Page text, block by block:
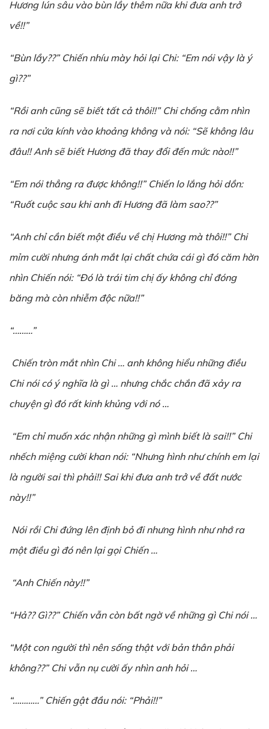
Hương lún sâu vào bùn lầy thêm nữa khi đưa anh trở
về!!”
“Bùn lầy??” Chiến nhíu mày hỏi lại Chi: “Em nói vậy là ý
gì??”
“Rồi anh cũng sẽ biết tất cả thôi!!” Chi chống cằm nhìn
ra nơi cửa kính vào khoảng không và nói: “Sẽ không lâu
đâu!! Anh sẽ biết Hương đã thay đổi đến mức nào!!”
“Em nói thẳng ra được không!!” Chiến lo lắng hỏi dồn:
“Ruốt cuộc sau khi anh đi Hương đã làm sao??”
“Anh chỉ cần biết một điều về chị Hương mà thôi!!” Chi
mỉm cười nhưng ánh mắt lại chất chứa cái gì đó căm hờn
nhìn Chiến nói: “Đó là trái tim chị ấy không chỉ đóng
băng mà còn nhiễm độc nữa!!”
“………”
Chiến tròn mắt nhìn Chi … anh không hiểu những điều
Chi nói có ý nghĩa là gì … nhưng chắc chắn đã xảy ra
chuyện gì đó rất kinh khủng với nó …
“Em chỉ muốn xác nhận những gì mình biết là sai!!” Chi
nhếch miệng cười khan nói: “Nhưng hình như chính em lại
là người sai thì phải!! Sai khi đưa anh trở về đất nước
này!!”
Nói rồi Chi đứng lên định bỏ đi nhưng hình như nhớ ra
một điều gì đó nên lại gọi Chiến …
“Anh Chiến này!!”
“Hả?? Gì??” Chiến vẫn còn bất ngờ về những gì Chi nói …
“Một con người thì nên sống thật với bản thân phải
không??” Chi vẫn nụ cười ấy nhìn anh hỏi …
“…………” Chiến gật đầu nói: “Phải!!”